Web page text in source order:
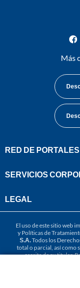
Más
RED DE PORTALES
SERVICIOS
LEGAL
El uso de este sitio web
y Políticas de
S.A.Todos los
total o parcial, así como
escrita de su titular.